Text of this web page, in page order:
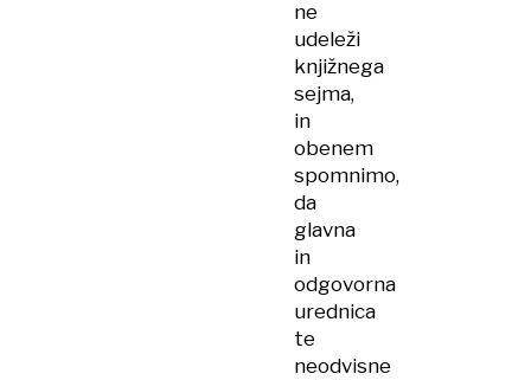
ne
udeleži
knjižnega
sejma,
in
obenem
spomnimo,
da
glavna
in
odgovorna
urednica
te
neodvisne